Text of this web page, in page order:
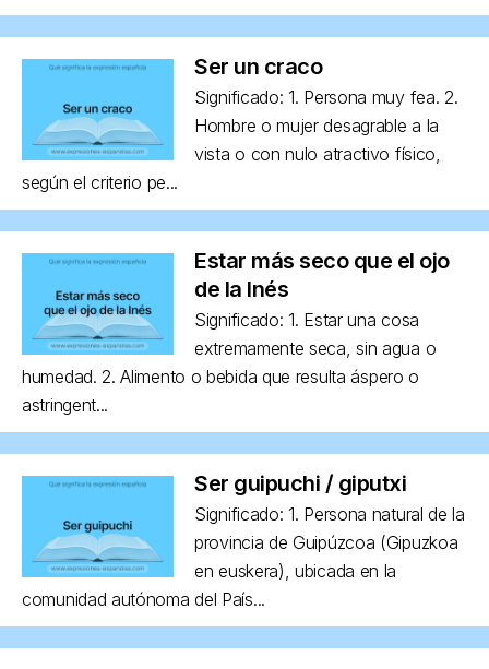
Ser un craco
Significado: 1. Persona muy fea. 2.
Hombre o mujer desagrable a la
vista o con nulo atractivo físico,
según el criterio pe...
Estar más seco que el ojo
de la Inés
Significado: 1. Estar una cosa
extremamente seca, sin agua o
humedad. 2. Alimento o bebida que resulta áspero o
astringent...
Ser guipuchi / giputxi
Significado: 1. Persona natural de la
provincia de Guipúzcoa (Gipuzkoa
en euskera), ubicada en la
comunidad autónoma del País...